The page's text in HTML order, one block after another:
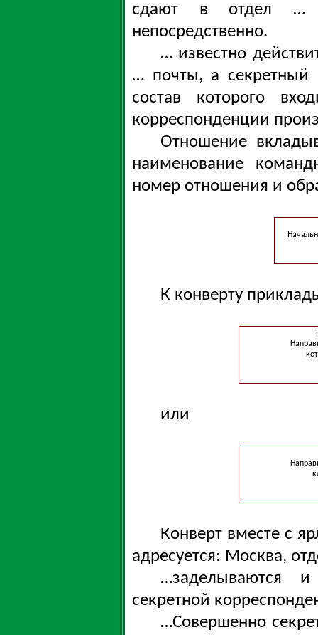
сдают в отдел …
непосредственно.
… известно
… почты, а секретный
состав которого
корреспонденции
Отношение
наименование
номер отношения и
К конверту
или
Конверт вместе с
адресуется: Москва,
…заделываются и
секретной
…Совершенно